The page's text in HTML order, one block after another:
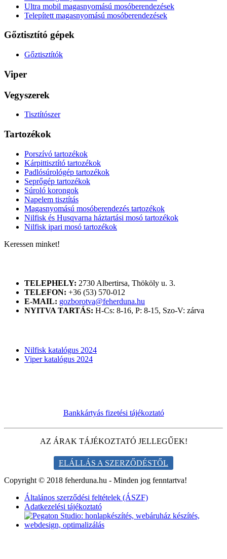
Ultra mobil magasnyomású mosóberendezések
Telepített magasnyomású mosóberendezések
Gőztisztító gépek
Gőztisztítók
Viper
Vegyszerek
Tisztítószer
Tartozékok
Porszívó tartozékok
Kárpittisztító tartozékok
Padlósúrológép tartozékok
Seprőgép tartozékok
Súroló korongok
Napelem tisztítás
Magasnyomású mosóberendezés tartozékok
Nilfisk és Husqvarna háztartási mosó tartozékok
Nilfisk ipari mosó tartozékok
Keressen minket!
TELEPHELY: 2730 Albertirsa, Thököly u. 3.
TELEFON: +36 (53) 570-012
E-MAIL: gozborotva@feherduna.hu
NYITVA TARTÁS: H-Cs: 8-16, P: 8-15, Szo-V: zárva
Nilfisk katalógus 2024
Viper katalógus 2024
Bankkártyás fizetési tájékoztató
AZ ÁRAK TÁJÉKOZTATÓ JELLEGŰEK!
ELÁLLÁS A SZERZŐDÉSTŐL
Copyright © 2018 feherduna.hu - Minden jog fenntartva!
Általános szerződési feltételek (ÁSZF)
Adatkezelési tájékoztató